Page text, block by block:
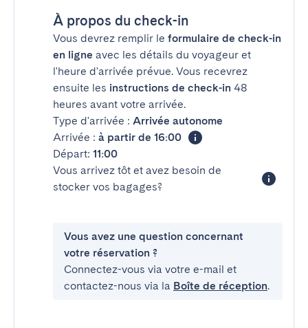
À propos du check-in
Vous devrez remplir le formulaire de check-in
en ligne avec les détails du voyageur et
l'heure d'arrivée prévue. Vous recevrez
ensuite les instructions de check-in 48
heures avant votre arrivée.
Type d'arrivée : Arrivée autonome
Arrivée : à partir de 16:00
Départ: 11:00
Vous arrivez tôt et avez besoin de
stocker vos bagages?
Vous avez une question concernant
votre réservation ?
Connectez-vous via votre e-mail et
contactez-nous via la Boîte de réception.